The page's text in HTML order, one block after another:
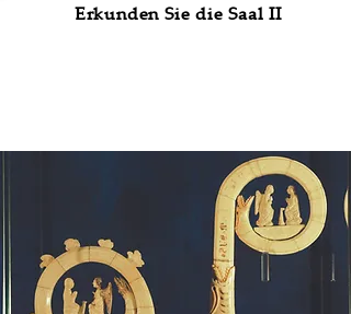
Erkunden Sie die Saal II